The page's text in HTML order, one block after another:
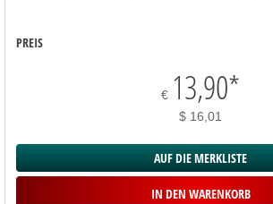
PREIS
€ 13,90*
$ 16,01
AUF DIE MERKLISTE
IN DEN WARENKORB